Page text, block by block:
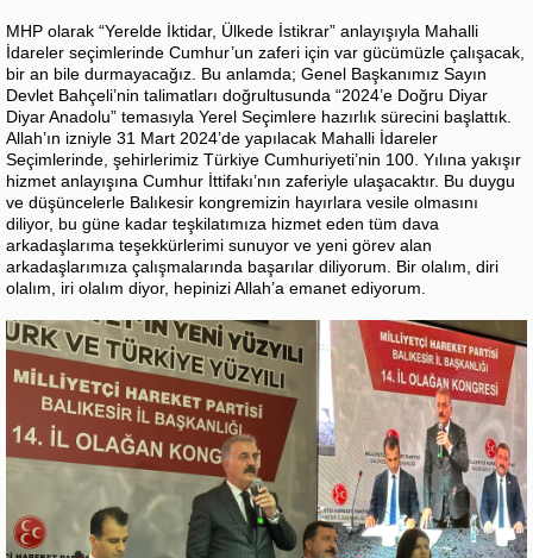
MHP olarak “Yerelde İktidar, Ülkede İstikrar” anlayışıyla Mahalli
İdareler seçimlerinde Cumhur’un zaferi için var gücümüzle çalışacak,
bir an bile durmayacağız. Bu anlamda; Genel Başkanımız Sayın
Devlet Bahçeli’nin talimatları doğrultusunda “2024’e Doğru Diyar
Diyar Anadolu” temasıyla Yerel Seçimlere hazırlık sürecini başlattık.
Allah’ın izniyle 31 Mart 2024’de yapılacak Mahalli İdareler
Seçimlerinde, şehirlerimiz Türkiye Cumhuriyeti’nin 100. Yılına yakışır
hizmet anlayışına Cumhur İttifakı’nın zaferiyle ulaşacaktır. Bu duygu
ve düşüncelerle Balıkesir kongremizin hayırlara vesile olmasını
diliyor, bu güne kadar teşkilatımıza hizmet eden tüm dava
arkadaşlarıma teşekkürlerimi sunuyor ve yeni görev alan
arkadaşlarımıza çalışmalarında başarılar diliyorum. Bir olalım, diri
olalım, iri olalım diyor, hepinizi Allah’a emanet ediyorum.